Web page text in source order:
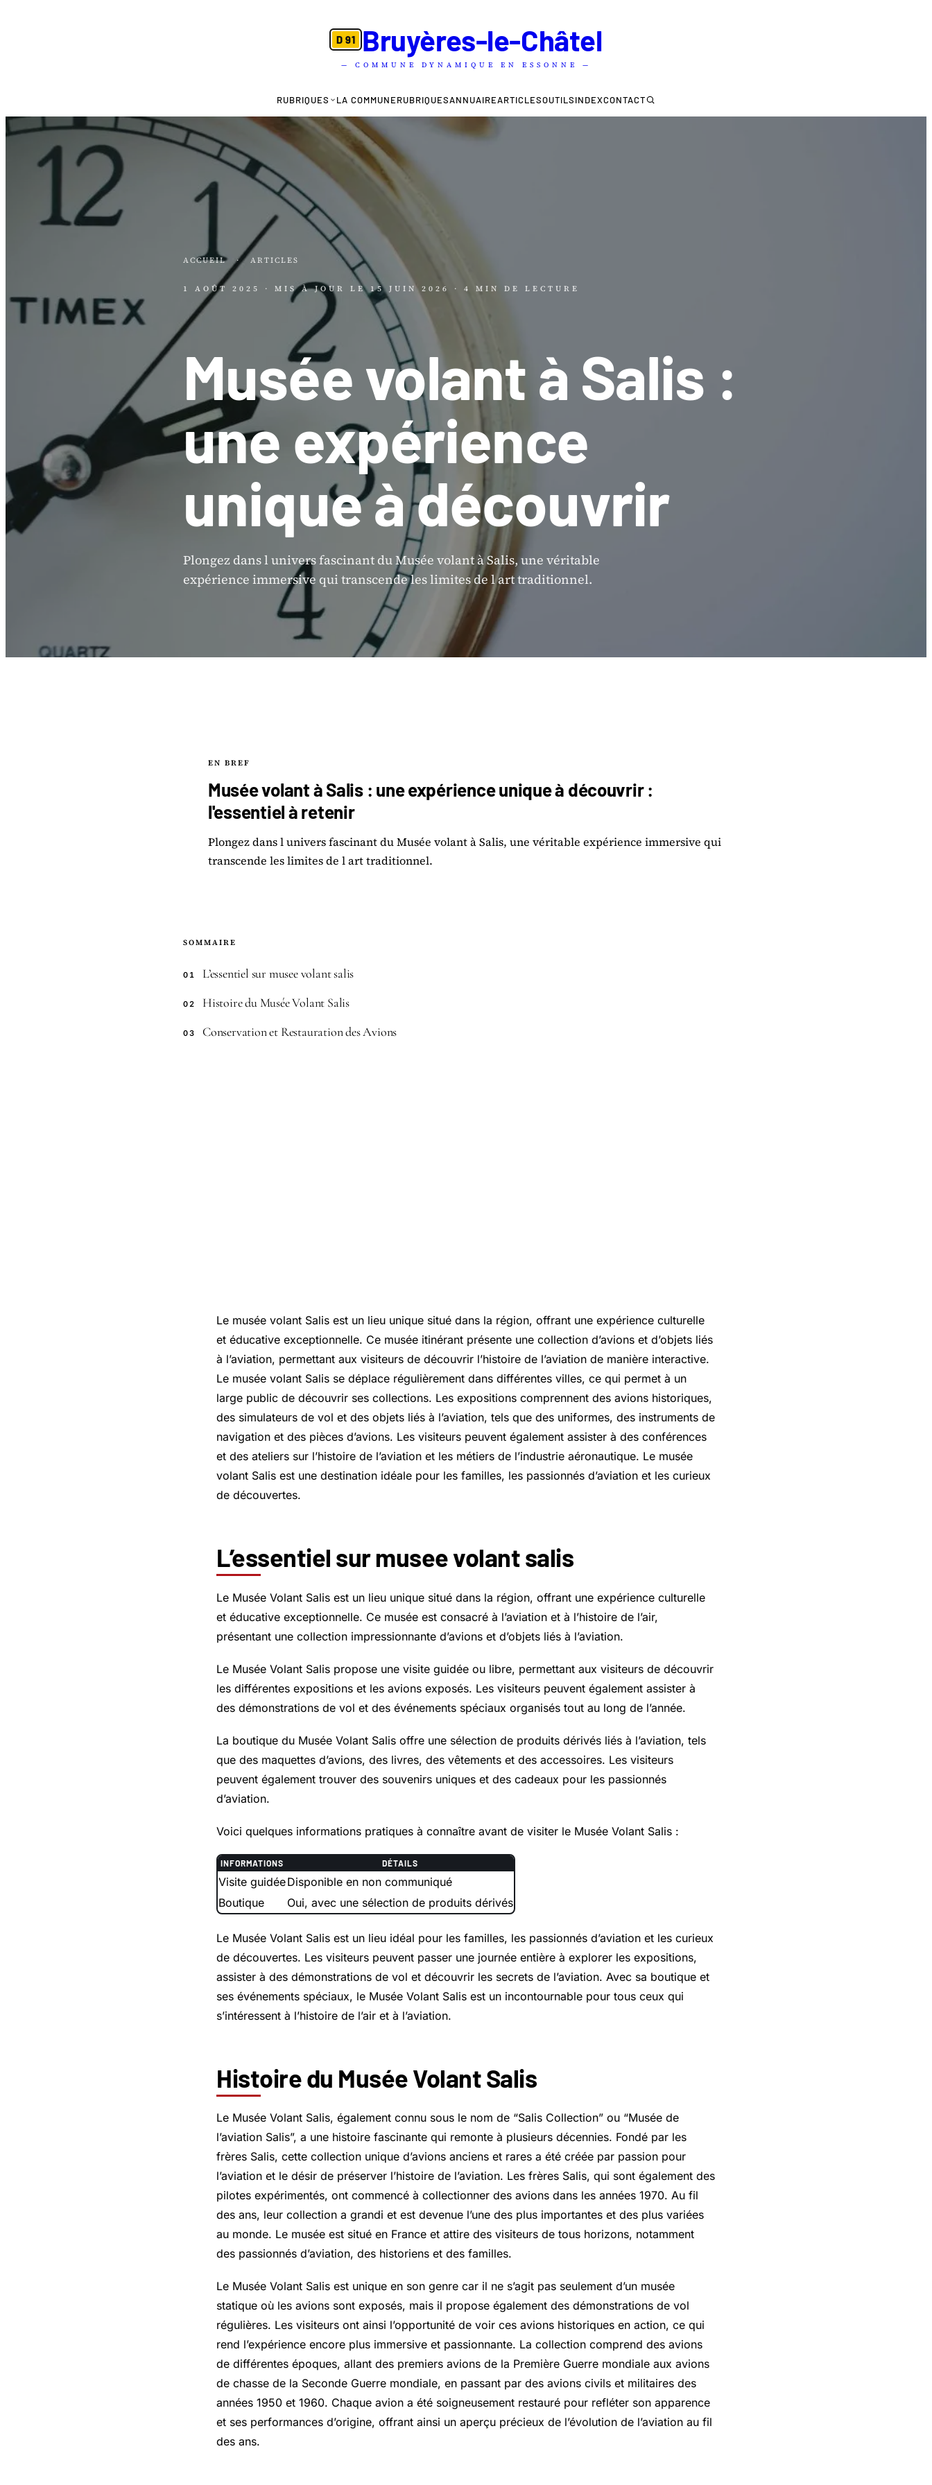
D 91 Bruyères-le-Châtel
— COMMUNE DYNAMIQUE EN ESSONNE —
RUBRIQUES LA COMMUNERUBRIQUESANNUAIREARTICLESOUTILSINDEXCONTACT
ACCUEIL · ARTICLES
1 AOÛT 2025 · MIS À JOUR LE 15 JUIN 2026 · 4 MIN DE LECTURE
Musée volant à Salis :
une expérience
unique à découvrir
Plongez dans l univers fascinant du Musée volant à Salis, une véritable
expérience immersive qui transcende les limites de l art traditionnel.
EN BREF
Musée volant à Salis : une expérience unique à découvrir :
l'essentiel à retenir
Plongez dans l univers fascinant du Musée volant à Salis, une véritable expérience immersive qui
transcende les limites de l art traditionnel.
SOMMAIRE
01 L’essentiel sur musee volant salis
02 Histoire du Musée Volant Salis
03 Conservation et Restauration des Avions
Le musée volant Salis est un lieu unique situé dans la région, offrant une expérience culturelle
et éducative exceptionnelle. Ce musée itinérant présente une collection d’avions et d’objets liés
à l’aviation, permettant aux visiteurs de découvrir l’histoire de l’aviation de manière interactive.
Le musée volant Salis se déplace régulièrement dans différentes villes, ce qui permet à un
large public de découvrir ses collections. Les expositions comprennent des avions historiques,
des simulateurs de vol et des objets liés à l’aviation, tels que des uniformes, des instruments de
navigation et des pièces d’avions. Les visiteurs peuvent également assister à des conférences
et des ateliers sur l’histoire de l’aviation et les métiers de l’industrie aéronautique. Le musée
volant Salis est une destination idéale pour les familles, les passionnés d’aviation et les curieux
de découvertes.
L’essentiel sur musee volant salis
Le Musée Volant Salis est un lieu unique situé dans la région, offrant une expérience culturelle
et éducative exceptionnelle. Ce musée est consacré à l’aviation et à l’histoire de l’air,
présentant une collection impressionnante d’avions et d’objets liés à l’aviation.
Le Musée Volant Salis propose une visite guidée ou libre, permettant aux visiteurs de découvrir
les différentes expositions et les avions exposés. Les visiteurs peuvent également assister à
des démonstrations de vol et des événements spéciaux organisés tout au long de l’année.
La boutique du Musée Volant Salis offre une sélection de produits dérivés liés à l’aviation, tels
que des maquettes d’avions, des livres, des vêtements et des accessoires. Les visiteurs
peuvent également trouver des souvenirs uniques et des cadeaux pour les passionnés
d’aviation.
Voici quelques informations pratiques à connaître avant de visiter le Musée Volant Salis :
INFORMATIONS DÉTAILS
Visite guidéeDisponible en non communiqué
Boutique
Oui, avec une sélection de produits dérivés
Le Musée Volant Salis est un lieu idéal pour les familles, les passionnés d’aviation et les curieux
de découvertes. Les visiteurs peuvent passer une journée entière à explorer les expositions,
assister à des démonstrations de vol et découvrir les secrets de l’aviation. Avec sa boutique et
ses événements spéciaux, le Musée Volant Salis est un incontournable pour tous ceux qui
s’intéressent à l’histoire de l’air et à l’aviation.
Histoire du Musée Volant Salis
Le Musée Volant Salis, également connu sous le nom de “Salis Collection” ou “Musée de
l’aviation Salis”, a une histoire fascinante qui remonte à plusieurs décennies. Fondé par les
frères Salis, cette collection unique d’avions anciens et rares a été créée par passion pour
l’aviation et le désir de préserver l’histoire de l’aviation. Les frères Salis, qui sont également des
pilotes expérimentés, ont commencé à collectionner des avions dans les années 1970. Au fil
des ans, leur collection a grandi et est devenue l’une des plus importantes et des plus variées
au monde. Le musée est situé en France et attire des visiteurs de tous horizons, notamment
des passionnés d’aviation, des historiens et des familles.
Le Musée Volant Salis est unique en son genre car il ne s’agit pas seulement d’un musée
statique où les avions sont exposés, mais il propose également des démonstrations de vol
régulières. Les visiteurs ont ainsi l’opportunité de voir ces avions historiques en action, ce qui
rend l’expérience encore plus immersive et passionnante. La collection comprend des avions
de différentes époques, allant des premiers avions de la Première Guerre mondiale aux avions
de chasse de la Seconde Guerre mondiale, en passant par des avions civils et militaires des
années 1950 et 1960. Chaque avion a été soigneusement restauré pour refléter son apparence
et ses performances d’origine, offrant ainsi un aperçu précieux de l’évolution de l’aviation au fil
des ans.